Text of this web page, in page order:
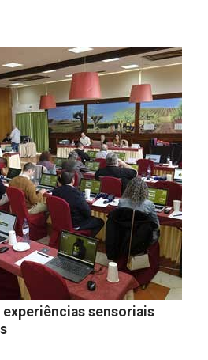
experiências sensoriais